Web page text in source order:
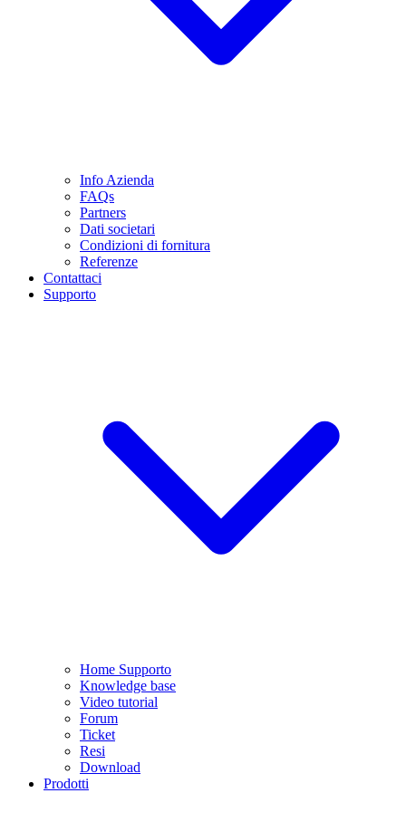
Info Azienda
FAQs
Partners
Dati societari
Condizioni di fornitura
Referenze
Contattaci
Supporto
Home Supporto
Knowledge base
Video tutorial
Forum
Ticket
Resi
Download
Prodotti